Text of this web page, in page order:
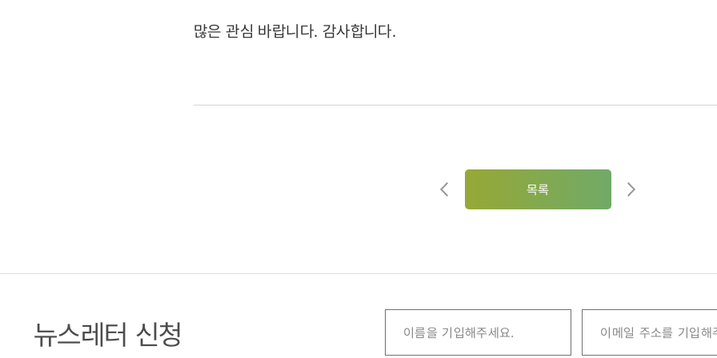
많은 관심 바랍니다. 감사합니다.
목록
뉴스레터 신청